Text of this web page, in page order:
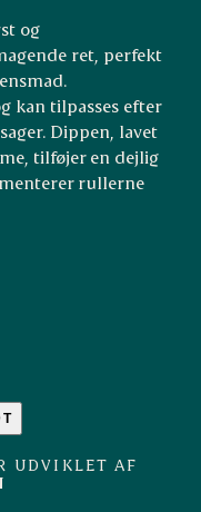
og
ret, perfekt
kan tilpasses efter
Dippen, lavet
tilføjer en dejlig
rullerne
UDVIKLET AF